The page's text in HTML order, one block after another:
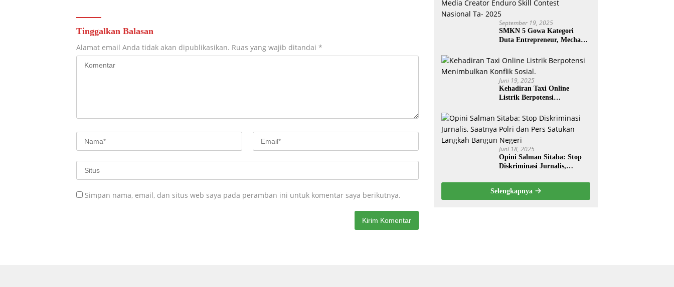
Tinggalkan Balasan
Alamat email Anda tidak akan dipublikasikan. Ruas yang wajib ditandai *
Simpan nama, email, dan situs web saya pada peramban ini untuk komentar saya berikutnya.
September 19, 2025
SMKN 5 Gowa Kategori
Duta Entrepreneur, Mechanic
Enduro Skill Contest
Nasional Ta- 2025
Juni 19, 2025
Kehadiran Taxi Online
Listrik Berpotensi
Juni 18, 2025
Opini Salman Sitaba: Stop
Diskriminasi Jurnalis,
Satukan Langkah Bangun
Negeri
Selengkapnya